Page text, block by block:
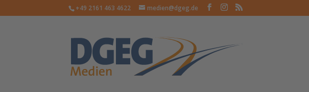
+49 2161 463 4622 medien@dgeg.de